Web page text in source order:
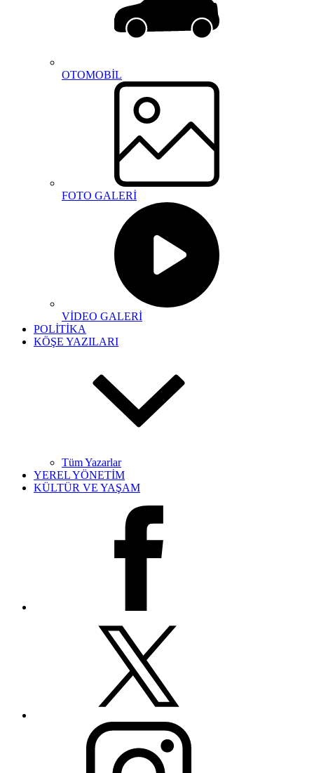
OTOMOBİL
FOTO GALERİ
VİDEO GALERİ
POLİTİKA
KÖŞE YAZILARI
Tüm Yazarlar
YEREL YÖNETİM
KÜLTÜR VE YAŞAM